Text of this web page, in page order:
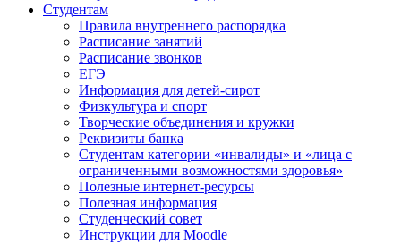
Студентам
Правила внутреннего распорядка
Расписание занятий
Расписание звонков
ЕГЭ
Информация для детей-сирот
Физкультура и спорт
Творческие объединения и кружки
Реквизиты банка
Студентам категории «инвалиды» и «лица с
ограниченными возможностями здоровья»
Полезные интернет-ресурсы
Полезная информация
Студенческий совет
Инструкции для Moodle